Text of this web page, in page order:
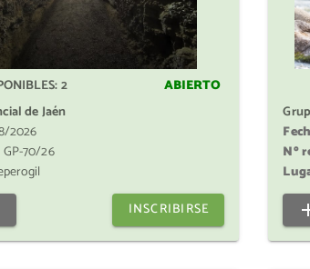
2
ABIERTO
de Jaén
2026
GP-70/26
INSCRIBIRSE
Nº